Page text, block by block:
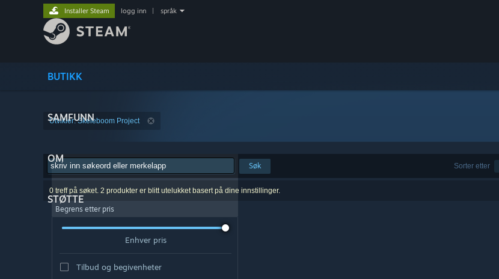
BUTIKK
SAMFUNN
OM
STØTTE
Installer Steam logg inn språk
Utvikler: Skeleboom Project
Sorter etter
Søk
0 treff på søket. 2 produkter er blitt utelukket basert på dine innstillinger.
Begrens etter pris
Enhver pris
Tilbud og begivenheter